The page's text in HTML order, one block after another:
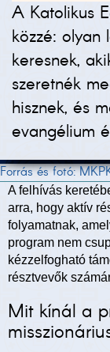
A Katolikus
közzé: olyan
keresnek,
szeretnék
hisznek, és
evangélium
Forrás és fotó:
A felhívás
arra, hogy aktív
folyamatnak,
program nem
kézzelfogható
résztvevők
Mit kínál a